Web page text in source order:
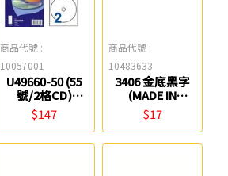
商品代號 :
10057001
U49660-50 (55
號/2格CD)
16/118mm 多功
能光碟電腦標籤
Unistar 裕德
$147
商品代號 :
10483633
3406 金底黑字
(MADE IN
TAIWAN)外銷標
籤(1080片) 鶴屋
$17